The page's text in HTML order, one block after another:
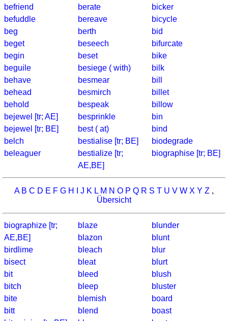
befriend
befuddle
beg
beget
begin
beguile
behave
behead
behold
bejewel [tr; AE]
bejewel [tr; BE]
belch
beleaguer
berate
bereave
berth
beseech
beset
besiege ( with)
besmear
besmirch
bespeak
besprinkle
best ( at)
bestialise [tr; BE]
bestialize [tr;
AE,BE]
bicker
bicycle
bid
bifurcate
bike
bilk
bill
billet
billow
bin
bind
biodegrade
biographise [tr; BE]
A B C D E F G H J K L M N O P Q R S T U V W X Y Z ,
Übersicht
biographize [tr;
AE,BE]
birdlime
bisect
bit
bitch
bite
bitt
blaze
blazon
bleach
bleat
bleed
bleep
blemish
blend
blunder
blunt
blur
blurt
blush
bluster
board
boast